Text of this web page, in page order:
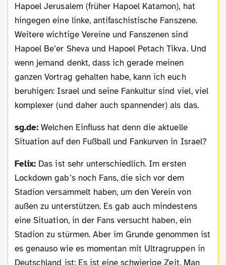
Hapoel Jerusalem (früher Hapoel Katamon), hat
hingegen eine linke, antifaschistische Fanszene.
Weitere wichtige Vereine und Fanszenen sind
Hapoel Be’er Sheva und Hapoel Petach Tikva. Und
wenn jemand denkt, dass ich gerade meinen
ganzen Vortrag gehalten habe, kann ich euch
beruhigen: Israel und seine Fankultur sind viel, viel
komplexer (und daher auch spannender) als das.
sg.de: Welchen Einfluss hat denn die aktuelle
Situation auf den Fußball und Fankurven in Israel?
Felix: Das ist sehr unterschiedlich. Im ersten
Lockdown gab’s noch Fans, die sich vor dem
Stadion versammelt haben, um den Verein von
außen zu unterstützen. Es gab auch mindestens
eine Situation, in der Fans versucht haben, ein
Stadion zu stürmen. Aber im Grunde genommen ist
es genauso wie es momentan mit Ultragruppen in
Deutschland ist: Es ist eine schwierige Zeit. Man